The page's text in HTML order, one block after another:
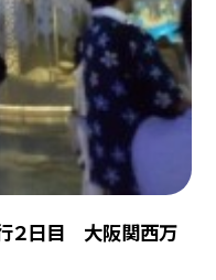
２日目 大阪関西万